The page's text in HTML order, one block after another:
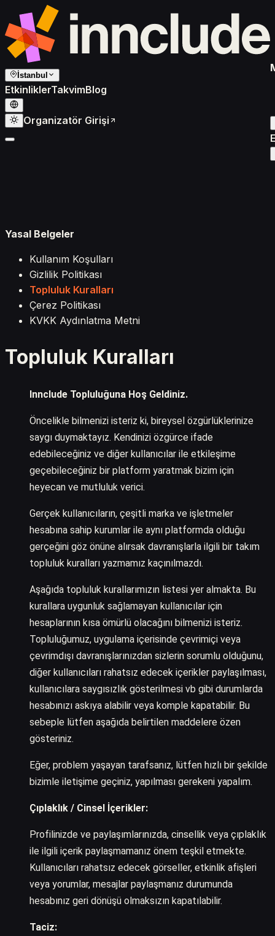
İstanbul
EtkinliklerTakvimBlog
Organizatör Girişi
Yasal Belgeler
Kullanım Koşulları
Gizlilik Politikası
Topluluk Kuralları
Çerez Politikası
KVKK Aydınlatma Metni
Topluluk Kuralları
Innclude Topluluğuna Hoş Geldiniz.
Öncelikle bilmenizi isteriz ki, bireysel özgürlüklerinize
saygı duymaktayız. Kendinizi özgürce ifade
edebileceğiniz ve diğer kullanıcılar ile etkileşime
geçebileceğiniz bir platform yaratmak bizim için
heyecan ve mutluluk verici.
Gerçek kullanıcıların, çeşitli marka ve işletmeler
hesabına sahip kurumlar ile aynı platformda olduğu
gerçeğini göz önüne alırsak davranışlarla ilgili bir takım
topluluk kuralları yazmamız kaçınılmazdı.
Aşağıda topluluk kurallarımızın listesi yer almakta. Bu
kurallara uygunluk sağlamayan kullanıcılar için
hesaplarının kısa ömürlü olacağını bilmenizi isteriz.
Topluluğumuz, uygulama içerisinde çevrimiçi veya
çevrimdışı davranışlarınızdan sizlerin sorumlu olduğunu,
diğer kullanıcıları rahatsız edecek içerikler paylaşılması,
kullanıcılara saygısızlık gösterilmesi vb gibi durumlarda
hesabınızı askıya alabilir veya komple kapatabilir. Bu
sebeple lütfen aşağıda belirtilen maddelere özen
gösteriniz.
Eğer, problem yaşayan tarafsanız, lütfen hızlı bir şekilde
bizimle iletişime geçiniz, yapılması gerekeni yapalım.
Çıplaklık / Cinsel İçerikler:
Profilinizde ve paylaşımlarınızda, cinsellik veya çıplaklık
ile ilgili içerik paylaşmamanız önem teşkil etmekte.
Kullanıcıları rahatsız edecek görseller, etkinlik afişleri
veya yorumlar, mesajlar paylaşmanız durumunda
hesabınız geri dönüşü olmaksızın kapatılabilir.
Taciz: